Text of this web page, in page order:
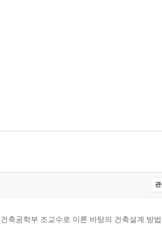
관
축공학부 조교수로 이론 바탕의 건축설계 방